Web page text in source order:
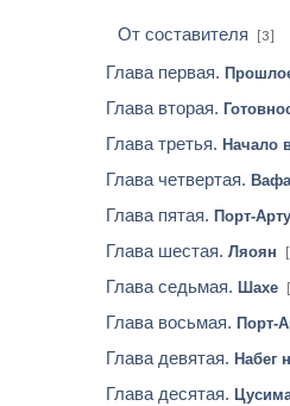
От составителя [3]
Глава первая.
Глава вторая.
Глава третья. Начало
Глава четвертая.
Глава пятая. Порт-
Глава шестая. Ляоян
Глава седьмая. Шахе
Глава восьмая. Порт-
Глава девятая. Набег
Глава десятая.